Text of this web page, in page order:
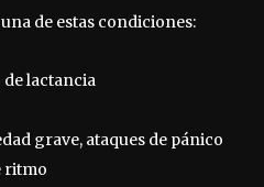
de estas condiciones:
lactancia
grave, ataques de pánico
ritmo